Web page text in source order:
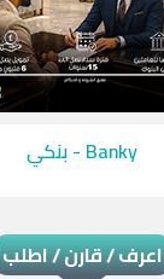
‎Banky - بنكي‎
اعرف / قارن / اطلب